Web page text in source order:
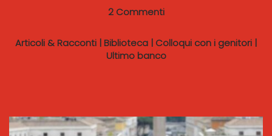
2 Commenti
Articoli & Racconti | Biblioteca | Colloqui con i genitori |
Ultimo banco